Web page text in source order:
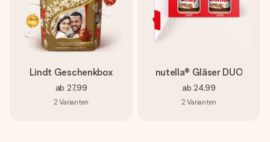
Lindt Geschenkbox
ab 27,99
2 Varianten
nutella® Gläser DUO
ab 24,99
2 Varianten